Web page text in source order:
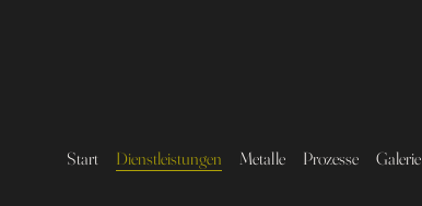
Start Dienstleistungen Metalle Prozesse Galerie